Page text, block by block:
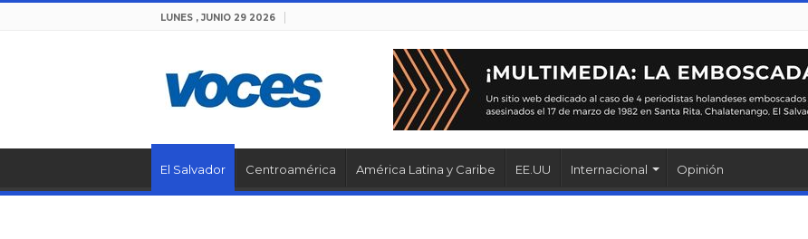
LUNES , JUNIO 29 2026
El Salvador Centroamérica América Latina y Caribe EE.UU Internacional Opinión